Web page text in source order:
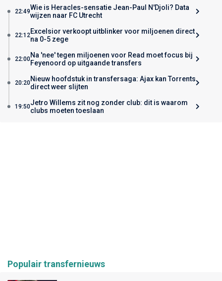
22:49Wie is Heracles-sensatie Jean-Paul N'Djoli? Data
wijzen naar FC Utrecht
22:12Excelsior verkoopt uitblinker voor miljoenen direct
na 0-5 zege
22:00Na 'nee' tegen miljoenen voor Read moet focus bij
Feyenoord op uitgaande transfers
20:20Nieuw hoofdstuk in transfersaga: Ajax kan Torrents
direct weer slijten
19:50Jetro Willems zit nog zonder club: dit is waarom
clubs moeten toeslaan
Populair transfernieuws